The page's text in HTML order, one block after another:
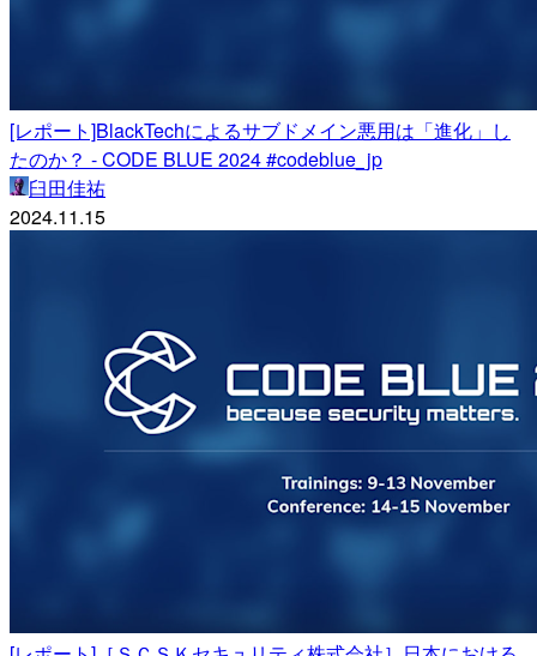
[レポート]BlackTechによるサブドメイン悪用は「進化」し
たのか？ - CODE BLUE 2024 #codeblue_jp
臼田佳祐
2024.11.15